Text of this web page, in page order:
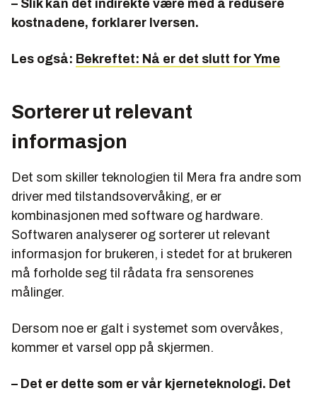
– Slik kan det indirekte være med å redusere
kostnadene, forklarer Iversen.
Les også: Bekreftet: Nå er det slutt for Yme
Sorterer ut relevant
informasjon
Det som skiller teknologien til Mera fra andre som
driver med tilstandsovervåking, er er
kombinasjonen med software og hardware.
Softwaren analyserer og sorterer ut relevant
informasjon for brukeren, i stedet for at brukeren
må forholde seg til rådata fra sensorenes
målinger.
Dersom noe er galt i systemet som overvåkes,
kommer et varsel opp på skjermen.
– Det er dette som er vår kjerneteknologi. Det